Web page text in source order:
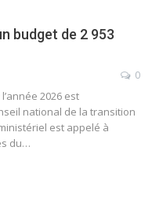
budget de 2 953
0
2026 est
national de la transition
est appelé à
du…